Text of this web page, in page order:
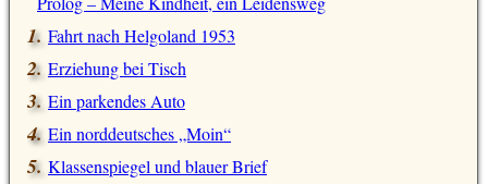
Fahrt nach Helgoland 1953
Erziehung bei Tisch
Ein parkendes Auto
Ein norddeutsches „Moin“
Klassenspiegel und blauer Brief